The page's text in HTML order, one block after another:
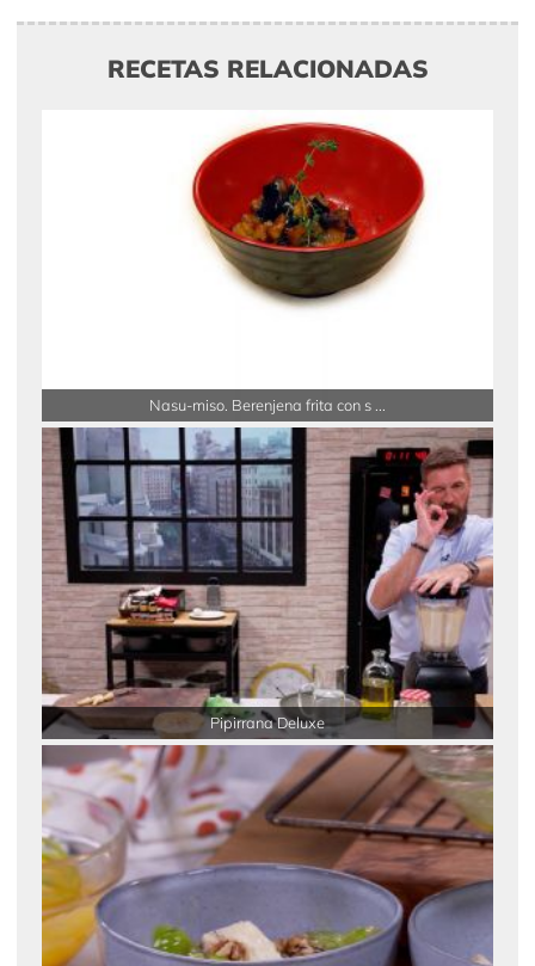
RECETAS RELACIONADAS
Nasu-miso. Berenjena frita con s ...
Pipirrana Deluxe